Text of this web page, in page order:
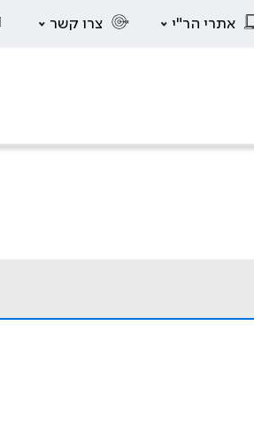
אתרי הר"י צרו קשר